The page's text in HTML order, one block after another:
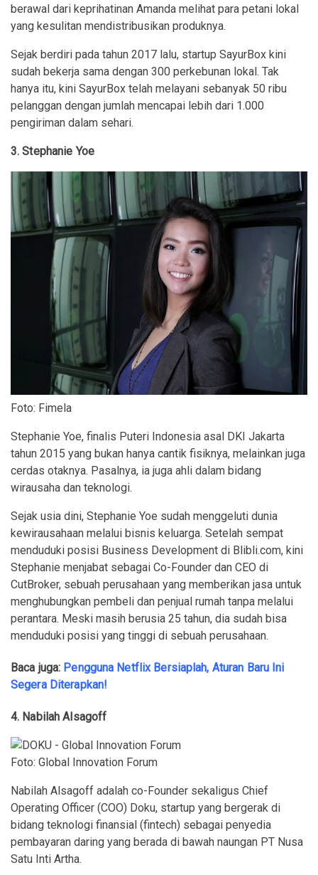
berawal dari keprihatinan Amanda melihat para petani lokal
yang kesulitan mendistribusikan produknya.
Sejak berdiri pada tahun 2017 lalu, startup SayurBox kini
sudah bekerja sama dengan 300 perkebunan lokal. Tak
hanya itu, kini SayurBox telah melayani sebanyak 50 ribu
pelanggan dengan jumlah mencapai lebih dari 1.000
pengiriman dalam sehari.
3. Stephanie Yoe
Foto: Fimela
Stephanie Yoe, finalis Puteri Indonesia asal DKI Jakarta
tahun 2015 yang bukan hanya cantik fisiknya, melainkan juga
cerdas otaknya. Pasalnya, ia juga ahli dalam bidang
wirausaha dan teknologi.
Sejak usia dini, Stephanie Yoe sudah menggeluti dunia
kewirausahaan melalui bisnis keluarga. Setelah sempat
menduduki posisi Business Development di Blibli.com, kini
Stephanie menjabat sebagai Co-Founder dan CEO di
CutBroker, sebuah perusahaan yang memberikan jasa untuk
menghubungkan pembeli dan penjual rumah tanpa melalui
perantara. Meski masih berusia 25 tahun, dia sudah bisa
menduduki posisi yang tinggi di sebuah perusahaan.
Baca juga: Pengguna Netflix Bersiaplah, Aturan Baru Ini
Segera Diterapkan!
4. Nabilah Alsagoff
Foto: Global Innovation Forum
Nabilah Alsagoff adalah co-Founder sekaligus Chief
Operating Officer (COO) Doku, startup yang bergerak di
bidang teknologi finansial (fintech) sebagai penyedia
pembayaran daring yang berada di bawah naungan PT Nusa
Satu Inti Artha.